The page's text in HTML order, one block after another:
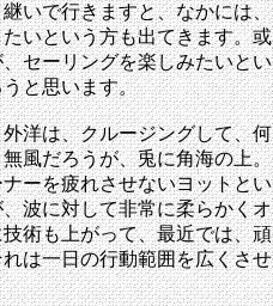
いで行きますと、なかには、
いという方も出てきます。或
セーリングを楽しみたいとい
と思います。
洋は、クルージングして、何
風だろうが、兎に角海の上。
ーを疲れさせないヨットとい
波に対して非常に柔らかくオ
術も上がって、最近では、頑
は一日の行動範囲を広くさせ